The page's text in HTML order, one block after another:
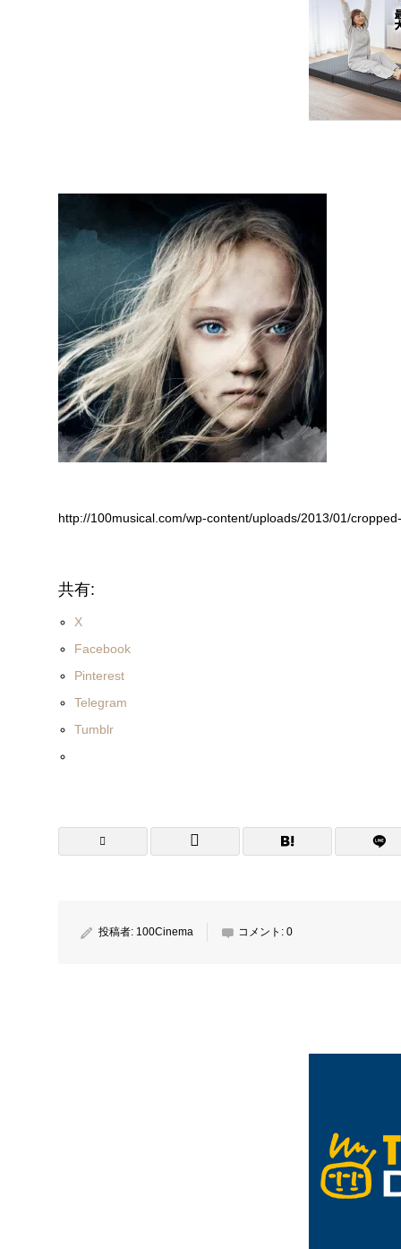
http://100musical.com/wp-content/uploads/2013/01/
共有:
X
Facebook
Pinterest
Telegram
Tumblr
投稿者: 100Cinema コメント: 0